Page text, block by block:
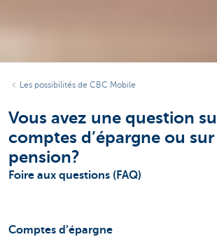
Les possibilités de CBC Mobile
Vous avez une question
comptes d’épargne ou
pension?
Foire aux questions (FAQ)
Comptes d’épargne